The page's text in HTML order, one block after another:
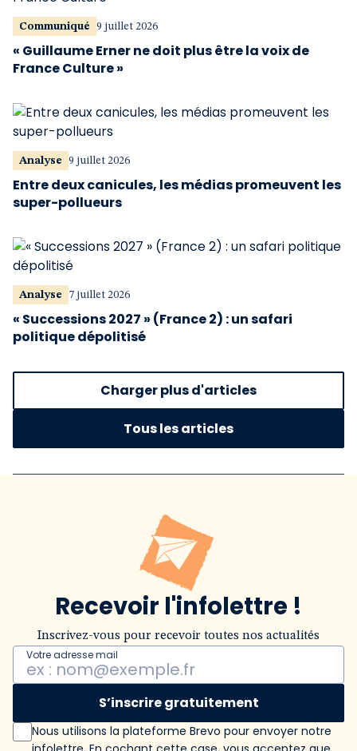
Communiqué 9 juillet 2026
« Guillaume Erner ne doit plus être la voix de
France Culture »
Analyse 9 juillet 2026
Entre deux canicules, les médias promeuvent les
super-pollueurs
Analyse 7 juillet 2026
« Successions 2027 » (France 2) : un safari
politique dépolitisé
Charger plus d'articles
Tous les articles
Recevoir l'infolettre !
Inscrivez-vous pour recevoir toutes nos actualités
Votre adresse mail
S’inscrire gratuitement
Nous utilisons la plateforme Brevo pour envoyer notre